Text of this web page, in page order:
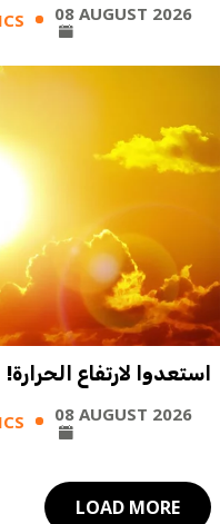
08 AUGUST 2026
استعدوا لارتفاع الحرارة!
08 AUGUST 2026
LOAD MORE